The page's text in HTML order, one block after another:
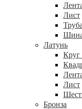
Лист
Труба
Латунь
Круг
Лист
Бронза